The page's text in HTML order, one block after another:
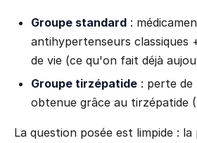
Groupe standard :
antihypertenseurs classiques
de vie (ce qu'on fait déjà
Groupe tirzépatide : perte de
obtenue grâce au tirzépatide
La question posée est limpide : la